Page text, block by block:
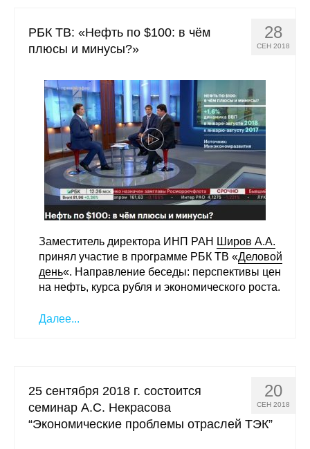
Нормативные документы
Диссертационный совет
О совете
Материалы
Конкурсы и вакансии
Контакты
28
СЕН 2018
РБК ТВ: «Нефть по $100: в чём
плюсы и минусы?»
Заместитель директора ИНП РАН Широв А.А.
принял участие в программе РБК ТВ «Деловой
день«. Направление беседы: перспективы цен
на нефть, курса рубля и экономического роста.
Далее...
20
СЕН 2018
25 сентября 2018 г. состоится
семинар А.С. Некрасова
“Экономические проблемы отраслей ТЭК”